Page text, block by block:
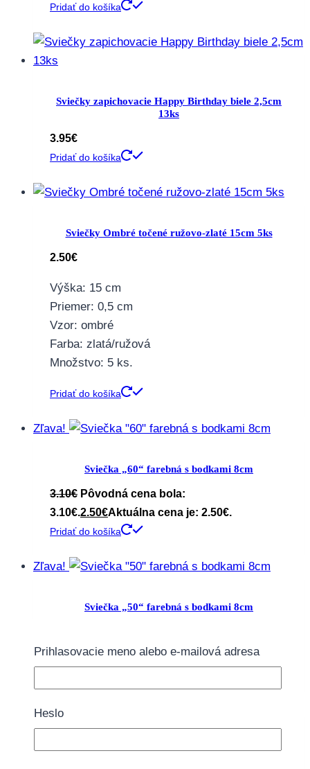
Pridať do košíka
Sviečky zapichovacie Happy Birthday biele 2,5cm
13ks
3.95€
Pridať do košíka
Sviečky Ombré točené ružovo-zlaté 15cm 5ks
2.50€
Výška: 15 cm
Priemer: 0,5 cm
Vzor: ombré
Farba: zlatá/ružová
Množstvo: 5 ks.
Pridať do košíka
Zľava!
Sviečka „60“ farebná s bodkami 8cm
3.10€ Pôvodná cena bola:
3.10€.2.50€Aktuálna cena je: 2.50€.
Pridať do košíka
Zľava!
Sviečka „50“ farebná s bodkami 8cm
3.10€.2.50€ Aktuálna cena je: 2.50€.
Pridať do košíka
Prihlasovacie meno alebo e-mailová adresa
Heslo